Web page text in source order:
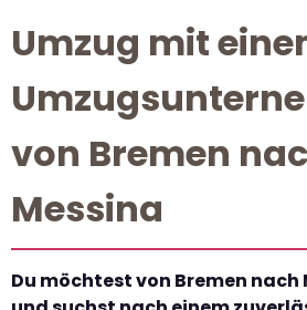
Umzug mit
von Bremen
Messina
Du möchtest von Bremen nach